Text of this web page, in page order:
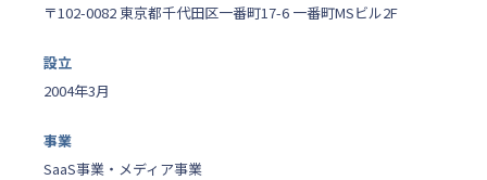
〒102-0082 東京都千代田区一番町17-6 一番町MSビル2F
設立
2004年3月
事業
SaaS事業・メディア事業